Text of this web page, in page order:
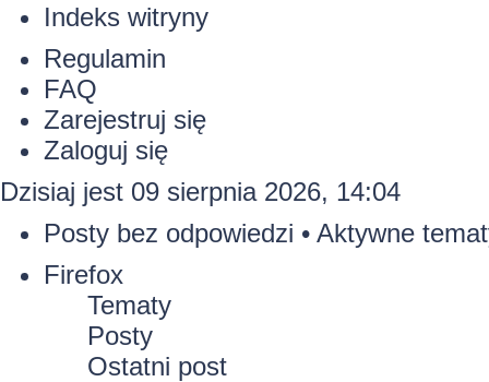
Indeks witryny
Regulamin
FAQ
Zarejestruj się
Zaloguj się
Dzisiaj jest 09 sierpnia 2026, 14:04
Posty bez odpowiedzi • Aktywne
Firefox
Tematy
Posty
Ostatni post